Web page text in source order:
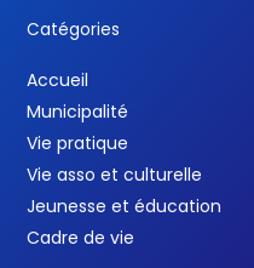
Catégories
Accueil
Municipalité
Vie pratique
Vie asso et culturelle
Jeunesse et éducation
Cadre de vie